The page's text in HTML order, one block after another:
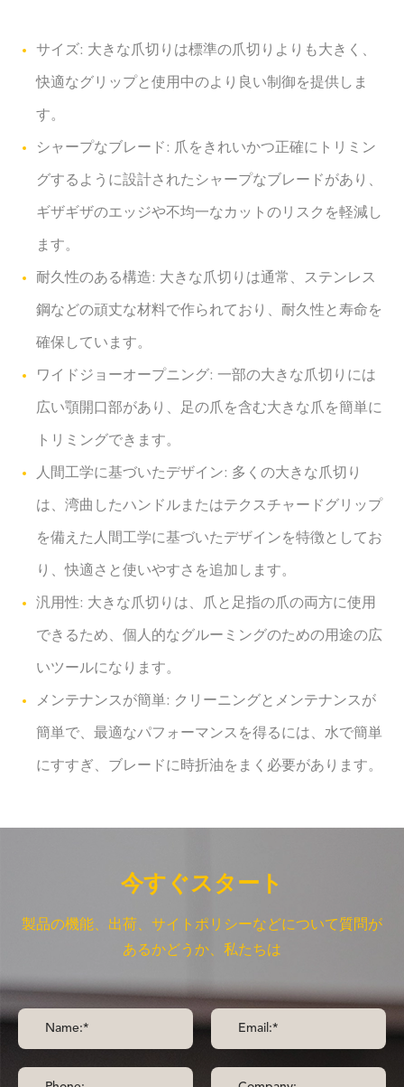
サイズ: 大きな爪切りは標準の爪切りよりも大きく、
快適なグリップと使用中のより良い制御を提供しま
す。
シャープなブレード: 爪をきれいかつ正確にトリミン
グするように設計されたシャープなブレードがあり、
ギザギザのエッジや不均一なカットのリスクを軽減し
ます。
耐久性のある構造: 大きな爪切りは通常、ステンレス
鋼などの頑丈な材料で作られており、耐久性と寿命を
確保しています。
ワイドジョーオープニング: 一部の大きな爪切りには
広い顎開口部があり、足の爪を含む大きな爪を簡単に
トリミングできます。
人間工学に基づいたデザイン: 多くの大きな爪切り
は、湾曲したハンドルまたはテクスチャードグリップ
を備えた人間工学に基づいたデザインを特徴としてお
り、快適さと使いやすさを追加します。
汎用性: 大きな爪切りは、爪と足指の爪の両方に使用
できるため、個人的なグルーミングのための用途の広
いツールになります。
メンテナンスが簡単: クリーニングとメンテナンスが
簡単で、最適なパフォーマンスを得るには、水で簡単
にすすぎ、ブレードに時折油をまく必要があります。
今すぐスタート
製品の機能、出荷、サイトポリシーなどについて質問が
あるかどうか、私たちは